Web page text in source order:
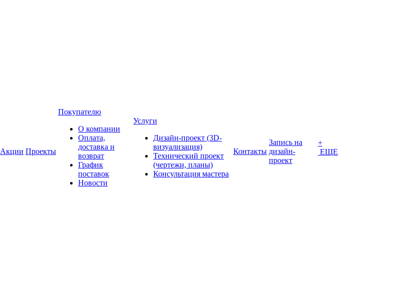
Акции Проекты
Покупателю
О компании
Оплата,
доставка и
возврат
График
поставок
Новости
Услуги
Дизайн-проект (3D-
визуализация)
Технический проект
(чертежи, планы)
Консультация мастера
Контакты
Запись на
дизайн-
проект
+
ЕЩЕ